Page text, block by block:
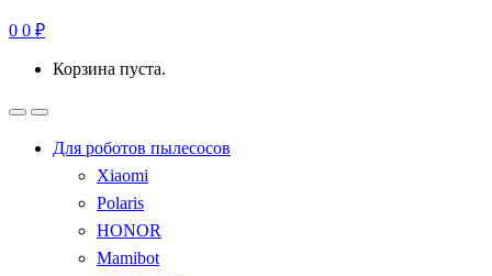
0 0 ₽
Корзина пуста.
Для роботов пылесосов
Xiaomi
Polaris
HONOR
Mamibot